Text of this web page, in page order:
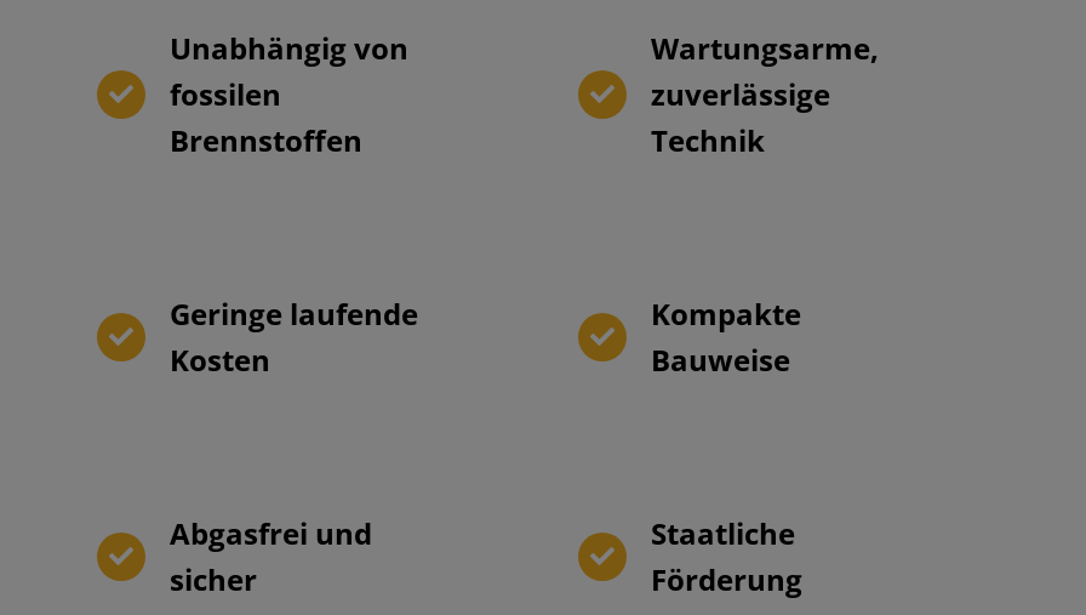
Unabhängig von
fossilen
Brennstoffen
Wartungsarme,
zuverlässige
Technik
Geringe laufende
Kosten
Kompakte
Bauweise
Abgasfrei und
sicher
Staatliche
Förderung